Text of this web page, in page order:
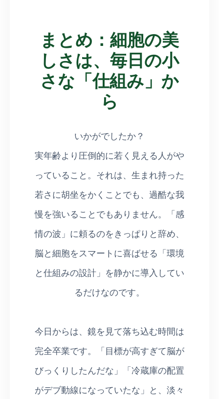
まとめ：細胞の美
しさは、毎日の小
さな「仕組み」か
ら
いかがでしたか？
実年齢より圧倒的に若く見える人がや
っていること。それは、生まれ持った
若さに胡坐をかくことでも、過酷な我
慢を強いることでもありません。「感
情の波」に頼るのをきっぱりと辞め、
脳と細胞をスマートに喜ばせる「環境
と仕組みの設計」を静かに導入してい
るだけなのです。
今日からは、鏡を見て落ち込む時間は
完全卒業です。「目標が高すぎて脳が
びっくりしたんだな」「冷蔵庫の配置
がデブ動線になっていたな」と、淡々